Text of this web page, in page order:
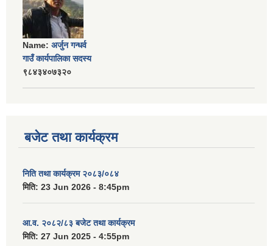
Name: अर्जुन गन्धर्व
गाउँ कार्यपालिका सदस्य
९८४३४०७३२०
बजेट तथा कार्यक्रम
निति तथा कार्यक्रम २०८३/०८४
मिति: 23 Jun 2026 - 8:45pm
आ.व. २०८२/८३ बजेट तथा कार्यक्रम
मिति: 27 Jun 2025 - 4:55pm